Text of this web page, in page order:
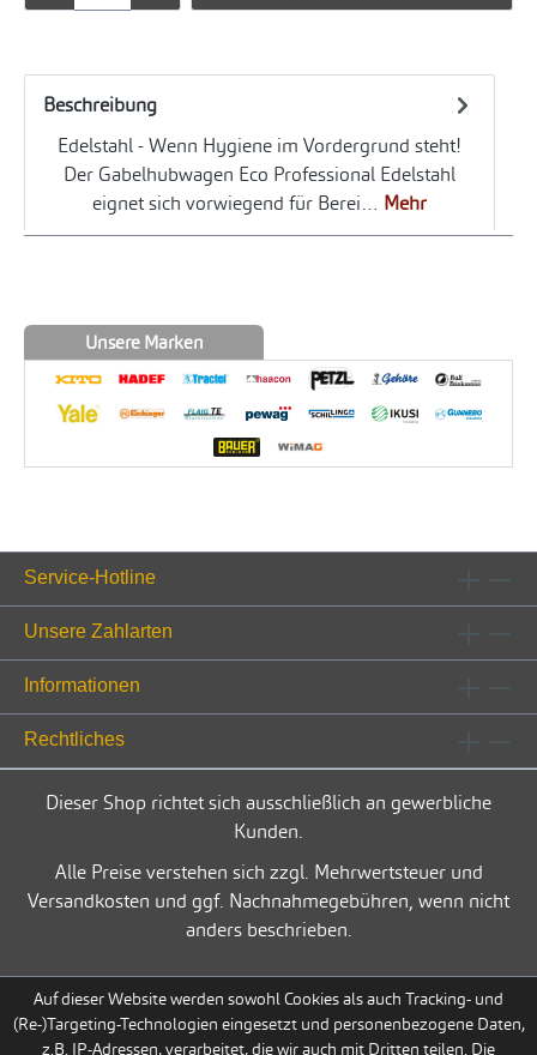
Beschreibung
Edelstahl - Wenn Hygiene im Vordergrund steht!
Der Gabelhubwagen Eco Professional Edelstahl
eignet sich vorwiegend für Berei… Mehr
Unsere Marken
Service-Hotline
Unsere Zahlarten
Informationen
Rechtliches
Dieser Shop richtet sich ausschließlich an gewerbliche
Kunden.
Alle Preise verstehen sich zzgl. Mehrwertsteuer und
Versandkosten und ggf. Nachnahmegebühren, wenn nicht
anders beschrieben.
Auf dieser Website werden sowohl Cookies als auch Tracking- und
(Re-)Targeting-Technologien eingesetzt und personenbezogene Daten,
z.B. IP-Adressen, verarbeitet, die wir auch mit Dritten teilen. Die